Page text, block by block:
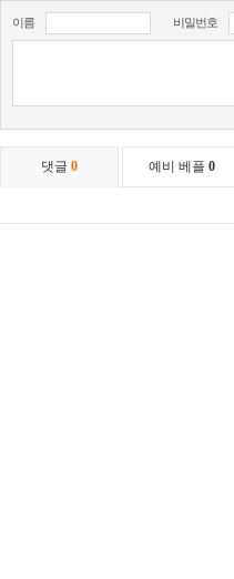
이름 비밀번호
댓글 0 예비 베플 0